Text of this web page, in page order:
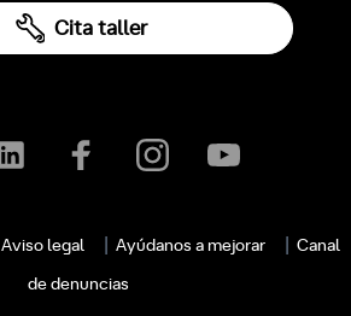
Cita taller
Aviso legal Ayúdanos a mejorar Canal
de denuncias